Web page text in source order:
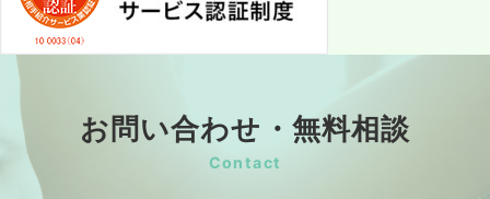
お問い合わせ・無料相談
Contact